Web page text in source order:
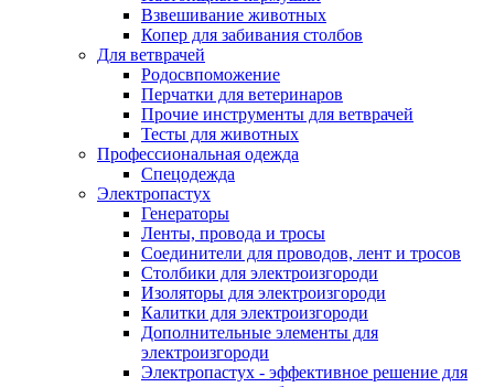
Взвешивание животных
Копер для забивания столбов
Для ветврачей
Родосвпоможение
Перчатки для ветеринаров
Прочие инструменты для ветврачей
Тесты для животных
Профессиональная одежда
Cпецодежда
Электропастух
Генераторы
Ленты, провода и тросы
Соединители для проводов, лент и тросов
Столбики для электроизгороди
Изоляторы для электроизгороди
Калитки для электроизгороди
Дополнительные элементы для
электроизгороди
Электропастух - эффективное решение для